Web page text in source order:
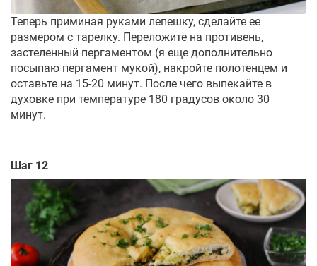
Теперь приминая руками лепешку, сделайте ее
размером с тарелку. Переложите на противень,
застеленный пергаментом (я еще дополнительно
посыпаю пергамент мукой), накройте полотенцем и
оставьте на 15-20 минут. После чего выпекайте в
духовке при температуре 180 градусов около 30
минут.
Шаг 12